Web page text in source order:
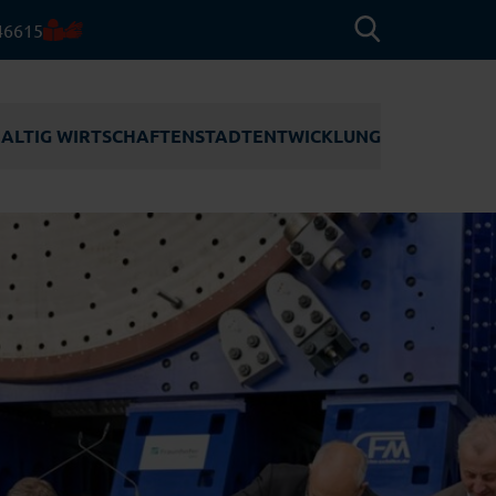
Tourismus
Erneuerbare Energien
Maritime Technologien
WIRTSCHAFTEN
WIRTSCHAFTEN
STADT­ENTWICKLUNG
STADTENTWICKLUNG
WERFTQUARTIER
ENTWICKLUNGSGEBIET
RUDLOFFSTRASSE
SCHULNEUBAUTEN
INNENSTADT